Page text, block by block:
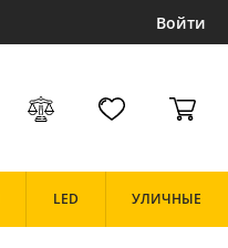
Войти
LED УЛИЧНЫЕ